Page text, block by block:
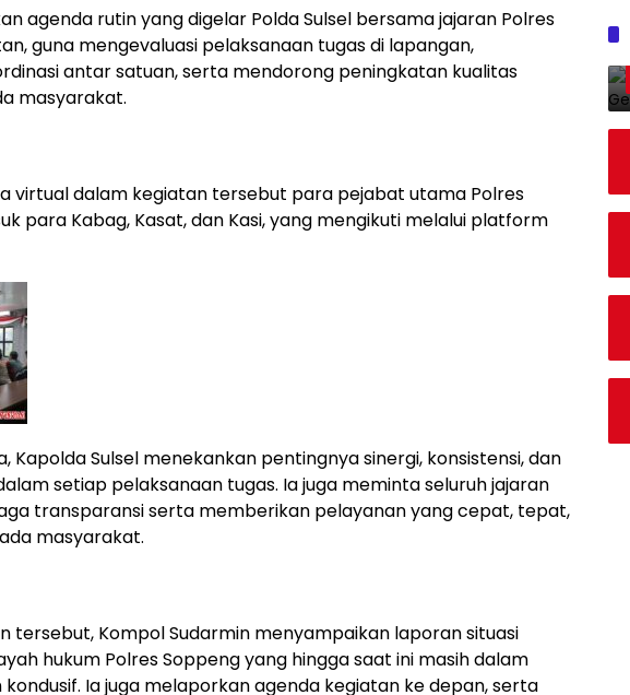
agenda rutin yang digelar Polda Sulsel bersama jajaran Polres
guna mengevaluasi pelaksanaan tugas di lapangan,
antar satuan, serta mendorong peningkatan kualitas
masyarakat.
virtual dalam kegiatan tersebut para pejabat utama Polres
para Kabag, Kasat, dan Kasi, yang mengikuti melalui platform
Kapolda Sulsel menekankan pentingnya sinergi, konsistensi, dan
setiap pelaksanaan tugas. Ia juga meminta seluruh jajaran
transparansi serta memberikan pelayanan yang cepat, tepat,
masyarakat.
tersebut, Kompol Sudarmin menyampaikan laporan situasi
hukum Polres Soppeng yang hingga saat ini masih dalam
kondusif. Ia juga melaporkan agenda kegiatan ke depan, serta